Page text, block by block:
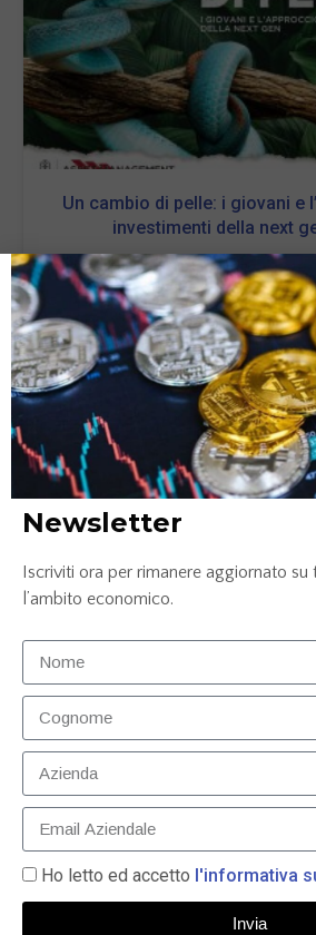
Un cambio di pelle: i giovani e
investimenti della next
27 Ottobre 2022
LEGGI TUTTO »
a diventare i re degli
Newsletter
Iscriviti ora per rimanere aggiornato su
l’ambito economico.
Ho letto ed accetto l'informativa
Invia